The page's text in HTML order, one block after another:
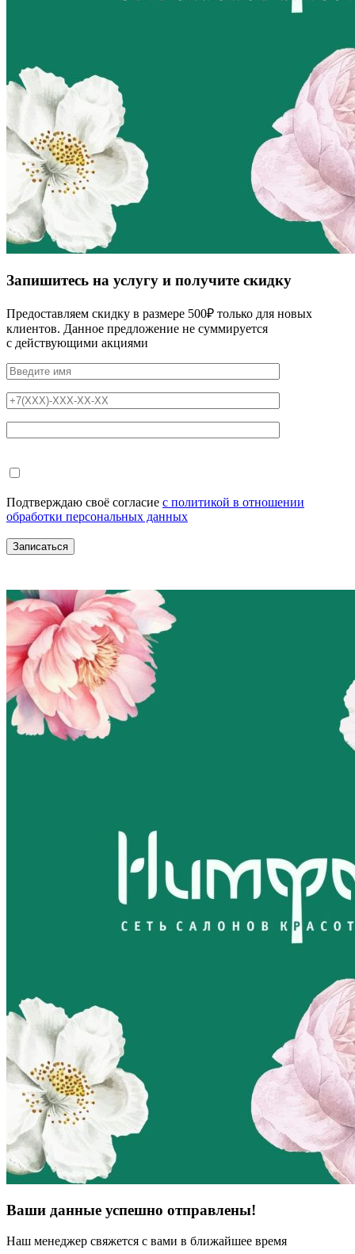
Запишитесь на услугу и получите скидку
Предоставляем скидку в размере 500₽ только для новых
клиентов. Данное предложение не суммируется
с действующими акциями
Подтверждаю своё согласие с политикой в отношении
обработки персональных данных
Записаться
Ваши данные успешно отправлены!
Наш менеджер свяжется с вами в ближайшее время